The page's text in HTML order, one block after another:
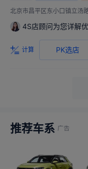
北京市昌平区东小口镇立汤
4S店顾问为您详解
计算 PK选店
推荐车系